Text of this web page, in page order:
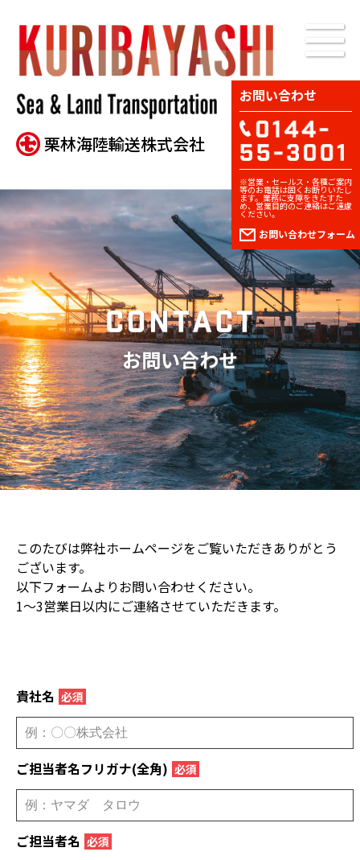
栗林海陸輸送株式会社
お問い合わせ
※営業・セールス・各種ご案内
等のお電話は固くお断りいたし
ます。業務に支障をきたすた
め、営業目的のご連絡はご遠慮
ください。
お問い合わせフォーム
お問い合わせ
このたびは弊社ホームページをご覧いただきありがとう
ございます。
以下フォームよりお問い合わせください。
1～3営業日以内にご連絡させていただきます。
貴社名 必須
ご担当者名フリガナ(全角) 必須
ご担当者名 必須